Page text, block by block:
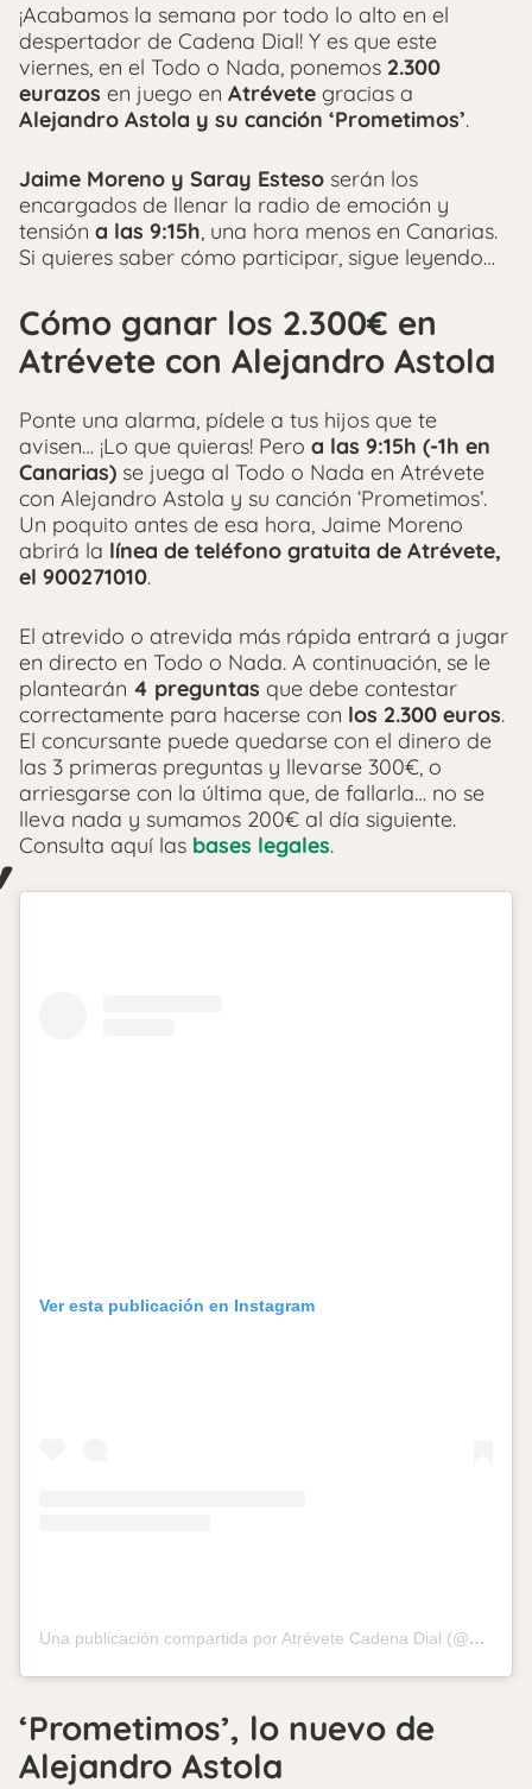
¡Acabamos la semana por todo lo alto en el
despertador de Cadena Dial! Y es que este
viernes, en el Todo o Nada, ponemos 2.300
eurazos en juego en Atrévete gracias a
Alejandro Astola y su canción ‘Prometimos’.
Jaime Moreno y Saray Esteso serán los
encargados de llenar la radio de emoción y
tensión a las 9:15h, una hora menos en Canarias.
Si quieres saber cómo participar, sigue leyendo…
Cómo ganar los 2.300€ en
Atrévete con Alejandro Astola
Ponte una alarma, pídele a tus hijos que te
avisen… ¡Lo que quieras! Pero a las 9:15h (-1h en
Canarias) se juega al Todo o Nada en Atrévete
con Alejandro Astola y su canción ‘Prometimos’.
Un poquito antes de esa hora, Jaime Moreno
abrirá la línea de teléfono gratuita de Atrévete,
el 900271010.
El atrevido o atrevida más rápida entrará a jugar
en directo en Todo o Nada. A continuación, se le
plantearán 4 preguntas que debe contestar
correctamente para hacerse con los 2.300 euros.
El concursante puede quedarse con el dinero de
las 3 primeras preguntas y llevarse 300€, o
arriesgarse con la última que, de fallarla… no se
lleva nada y sumamos 200€ al día siguiente.
Consulta aquí las bases legales.
Ver esta publicación en Instagram
Una publicación compartida por Atrévete Cadena Dial (@atrevetedial)
‘Prometimos’, lo nuevo de
Alejandro Astola